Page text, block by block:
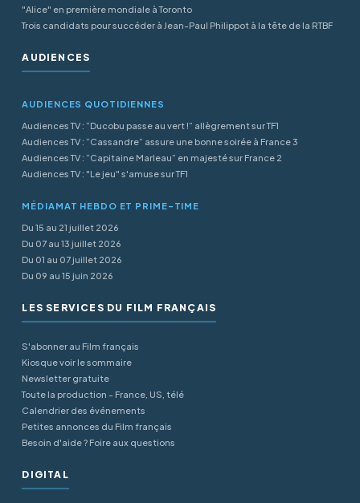
"Alice" en première mondiale à Toronto
Trois candidats pour succéder à Jean-Paul Philippot à la tête de la RTBF
AUDIENCES
AUDIENCES QUOTIDIENNES
Audiences TV : “Ducobu passe au vert !” allègrement sur TF1
Audiences TV : “Cassandre” assure une bonne soirée à France 3
Audiences TV : “Capitaine Marleau” en majesté sur France 2
Audiences TV : "Le jeu" s'amuse sur TF1
MÉDIAMAT HEBDO ET PRIME-TIME
Du 15 au 21 juillet 2026
Du 07 au 13 juillet 2026
Du 01 au 07 juillet 2026
Du 09 au 15 juin 2026
LES SERVICES DU FILM FRANÇAIS
S'abonner au Film français
Kiosque voir le sommaire
Newsletter gratuite
Toute la production - France, US, télé
Calendrier des événements
Petites annonces du Film français
Besoin d'aide ? Foire aux questions
DIGITAL